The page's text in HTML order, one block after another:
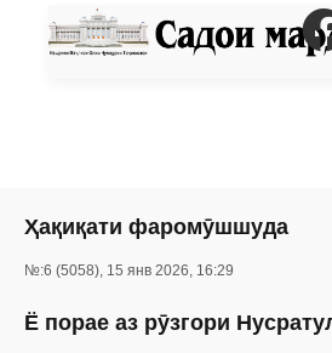
Ҳақиқати фаромӯшшуда
№:6 (5058), 15 янв 2026, 16:29
Ё порае аз рӯзгори